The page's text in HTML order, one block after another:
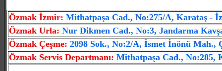
Özmak İzmir: Mithatpaşa Cad., No:275/A, Karataş -
Özmak Urla: Nur Dikmen Cad., No:3, Jandarma
Özmak Çeşme: 2098 Sok., No:2/A, İsmet İnönü Mah.,
Özmak Servis Departmanı: Mithatpaşa Cad., No:285,